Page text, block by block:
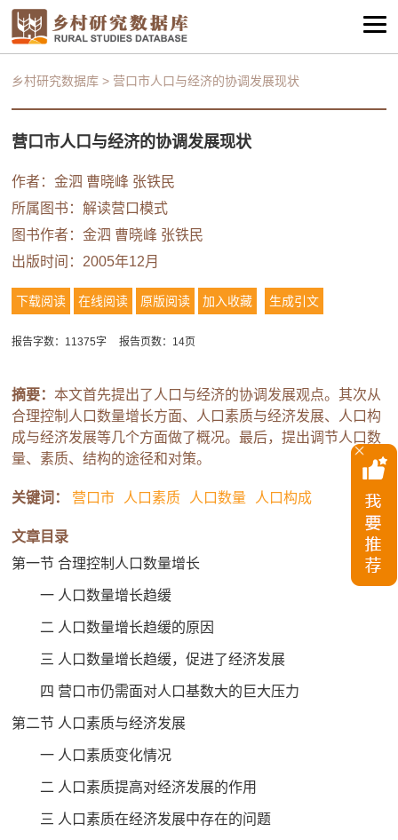
乡村研究数据库 > 营口市人口与经济的协调发展现状
营口市人口与经济的协调发展现状
作者：金泗 曹晓峰 张铁民
所属图书：解读营口模式
图书作者：金泗 曹晓峰 张铁民
出版时间：2005年12月
下载阅读 在线阅读 原版阅读 加入收藏 生成引文
报告字数：11375字 报告页数：14页
摘要：本文首先提出了人口与经济的协调发展观点。其次从
合理控制人口数量增长方面、人口素质与经济发展、人口构
成与经济发展等几个方面做了概况。最后，提出调节人口数
量、素质、结构的途径和对策。
关键词： 营口市 人口素质 人口数量 人口构成
文章目录
第一节 合理控制人口数量增长
一 人口数量增长趋缓
二 人口数量增长趋缓的原因
三 人口数量增长趋缓，促进了经济发展
四 营口市仍需面对人口基数大的巨大压力
第二节 人口素质与经济发展
一 人口素质变化情况
二 人口素质提高对经济发展的作用
三 人口素质在经济发展中存在的问题